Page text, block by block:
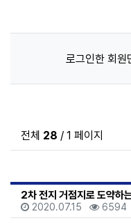
로그인한 회원
전체 28 / 1 페이지
2차 전지 거점지로 도약하
등록일
2020.07.15 조회
6594